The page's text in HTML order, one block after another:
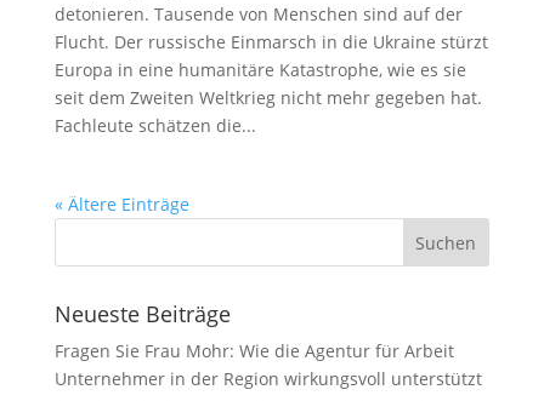
detonieren. Tausende von Menschen sind auf der
Flucht. Der russische Einmarsch in die Ukraine stürzt
Europa in eine humanitäre Katastrophe, wie es sie
seit dem Zweiten Weltkrieg nicht mehr gegeben hat.
Fachleute schätzen die...
« Ältere Einträge
Neueste Beiträge
Fragen Sie Frau Mohr: Wie die Agentur für Arbeit
Unternehmer in der Region wirkungsvoll unterstützt